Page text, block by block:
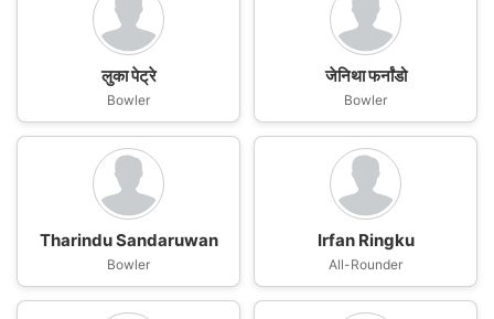
लुका पेट्रे
Bowler
जेनिथा फर्नांडो
Bowler
Tharindu Sandaruwan
Bowler
Irfan Ringku
All-Rounder